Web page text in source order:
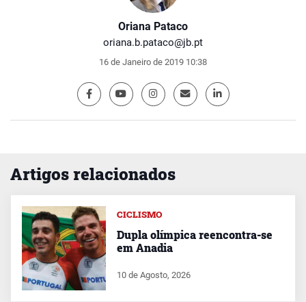
Oriana Pataco
oriana.b.pataco@jb.pt
16 de Janeiro de 2019 10:38
Artigos relacionados
CICLISMO
Dupla olímpica reencontra-se
em Anadia
10 de Agosto, 2026